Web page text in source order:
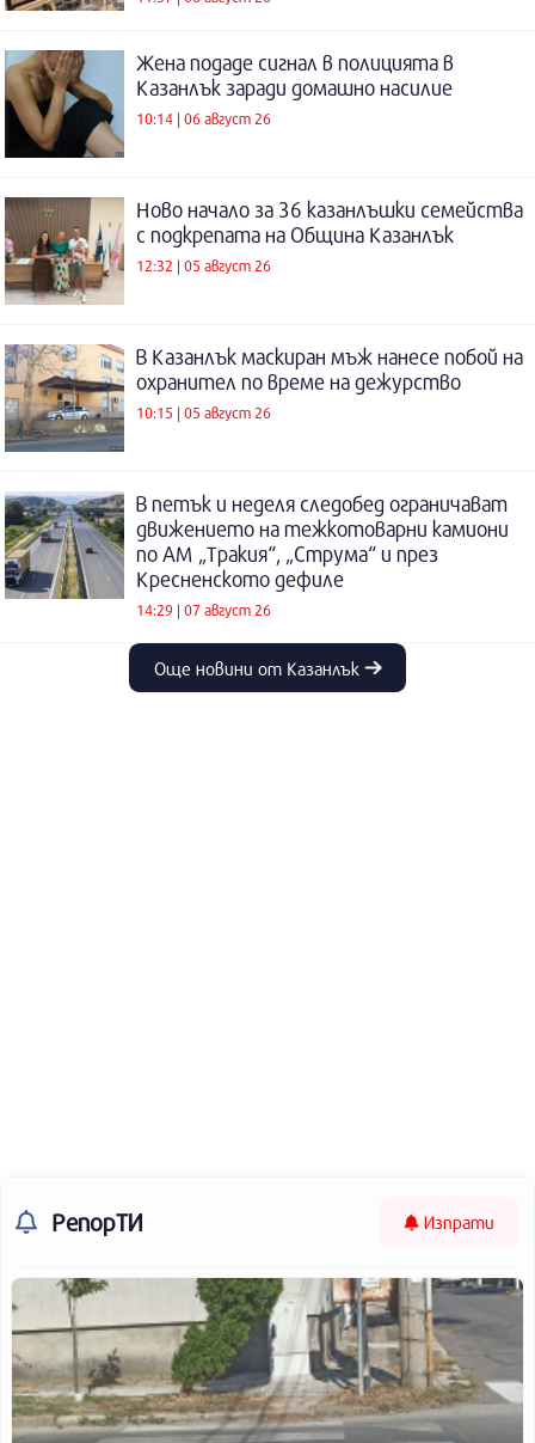
Жена подаде сигнал в полицията в
Казанлък заради домашно насилие
10:14 | 06 август 26
Ново начало за 36 казанлъшки семейства
с подкрепата на Община Казанлък
12:32 | 05 август 26
В Казанлък маскиран мъж нанесе побой на
охранител по време на дежурство
10:15 | 05 август 26
В петък и неделя следобед ограничават
движението на тежкотоварни камиони
по АМ „Тракия“, „Струма“ и през
Кресненското дефиле
14:29 | 07 август 26
Още новини от Казанлък
РепорТИ Изпрати